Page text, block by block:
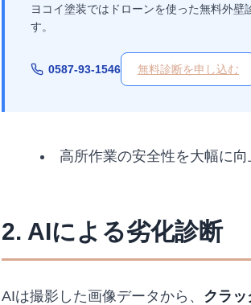
ヨコイ塗装ではドローンを使った無料外
す。
0587-93-1546 無料診断を申し込む
高所作業の安全性を大幅に向
2. AIによる劣化診断
AIは撮影した画像データから、 クラッ